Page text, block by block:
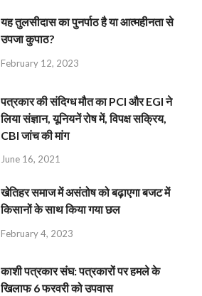
यह तुलसीदास का पुनर्पाठ है या आत्महीनता से
उपजा कुपाठ?
February 12, 2023
पत्रकार की संदिग्ध मौत का PCI और EGI ने
लिया संज्ञान, यूनियनें रोष में, विपक्ष सक्रिय,
CBI जांच की मांग
June 16, 2021
खेतिहर समाज में असंतोष को बढ़ाएगा बजट में
किसानों के साथ किया गया छल
February 4, 2023
काशी पत्रकार संघ: पत्रकारों पर हमले के
खिलाफ 6 फरवरी को उपवास